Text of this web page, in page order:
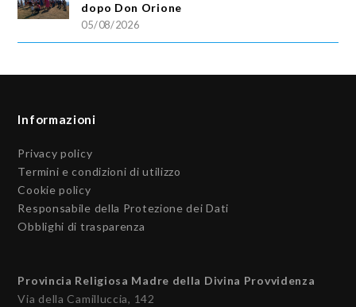
dopo Don Orione
05/08/2026
Informazioni
Privacy policy
Termini e condizioni di utilizzo
Cookie policy
Responsabile della Protezione dei Dati
Obblighi di trasparenza
Provincia Religiosa Madre della Divina Provvidenza
Via della Camilluccia, 142